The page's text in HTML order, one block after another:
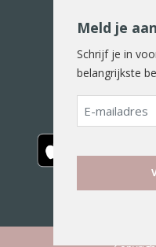
De
Meld je
Schrijf je in
belangrijkste
E-
mailadres